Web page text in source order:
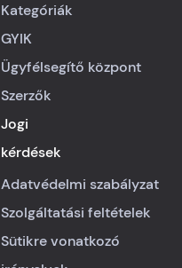
Kategóriák
GYIK
Ügyfélsegítő központ
Szerzők
Jogi
kérdések
Adatvédelmi szabályzat
Szolgáltatási feltételek
Sütikre vonatkozó